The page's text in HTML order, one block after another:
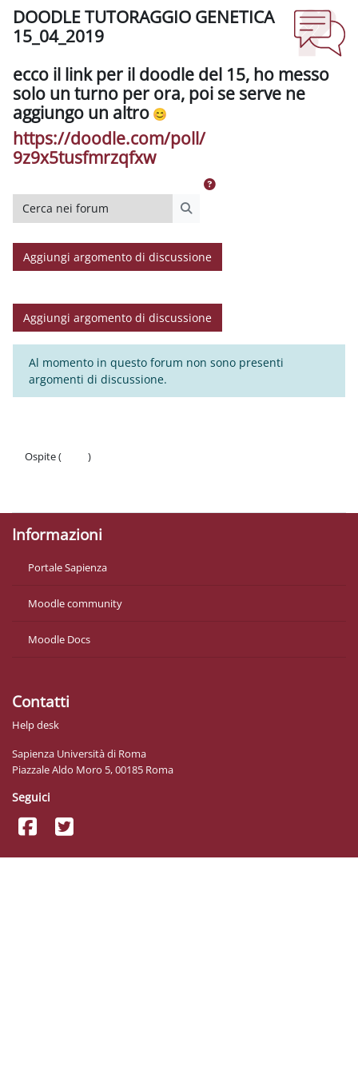
DOODLE TUTORAGGIO GENETICA
15_04_2019
ecco il link per il doodle del 15, ho messo
solo un turno per ora, poi se serve ne
aggiungo un altro
https://doodle.com/poll/
9z9x5tusfmrzqfxw
Cerca nei forum
Aggiungi argomento di discussione
Aggiungi argomento di discussione
Al momento in questo forum non sono presenti
argomenti di discussione.
Ospite (
)
Informazioni
Portale Sapienza
Moodle community
Moodle Docs
Contatti
Help desk
Sapienza Università di Roma
Piazzale Aldo Moro 5, 00185 Roma
Seguici